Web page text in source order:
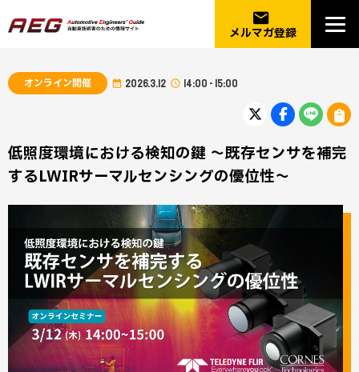
email
メルマガ登録
オンライン開催 2026.3.12 14:00 - 15:00
低照度環境における検知の鍵 ～既存センサを補完
するLWIRサーマルセンシングの優位性～